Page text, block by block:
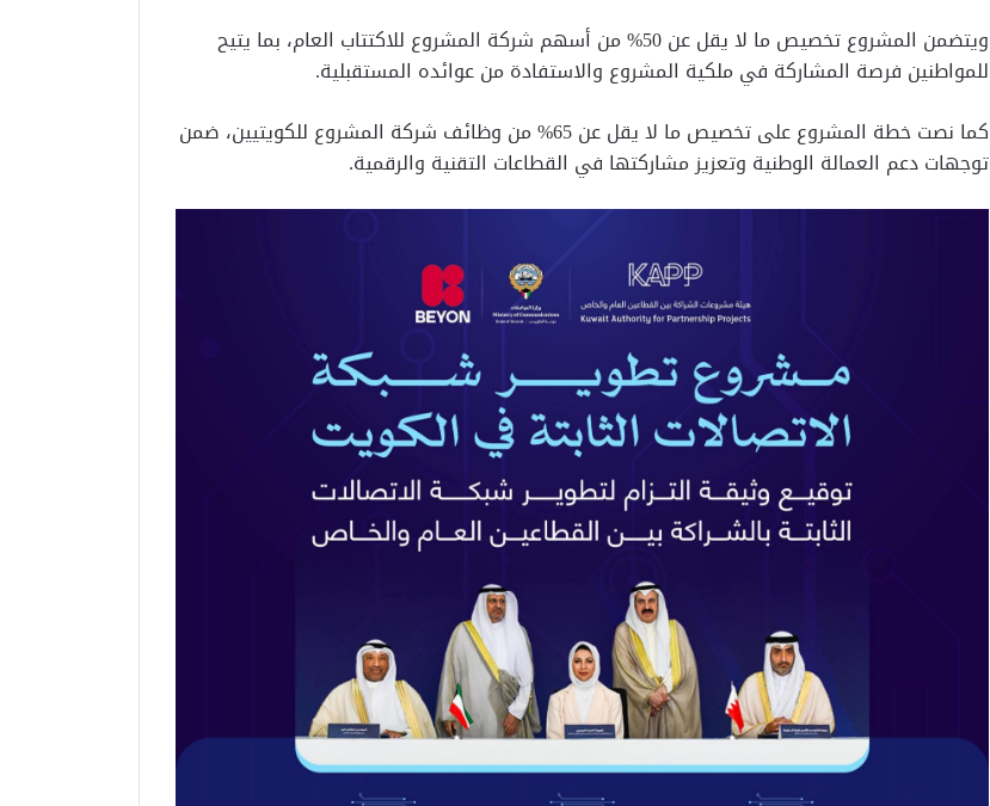
ويتضمن المشروع تخصيص ما لا يقل عن 50% من أسهم شركة المشروع للاكتتاب العام، بما يتيح
للمواطنين فرصة المشاركة في ملكية المشروع والاستفادة من عوائده المستقبلية.
كما نصت خطة المشروع على تخصيص ما لا يقل عن 65% من وظائف شركة المشروع للكويتيين، ضمن
توجهات دعم العمالة الوطنية وتعزيز مشاركتها في القطاعات التقنية والرقمية.